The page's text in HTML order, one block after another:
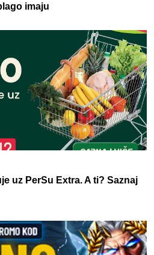
imaju
uz PerSu Extra. A ti? Saznaj